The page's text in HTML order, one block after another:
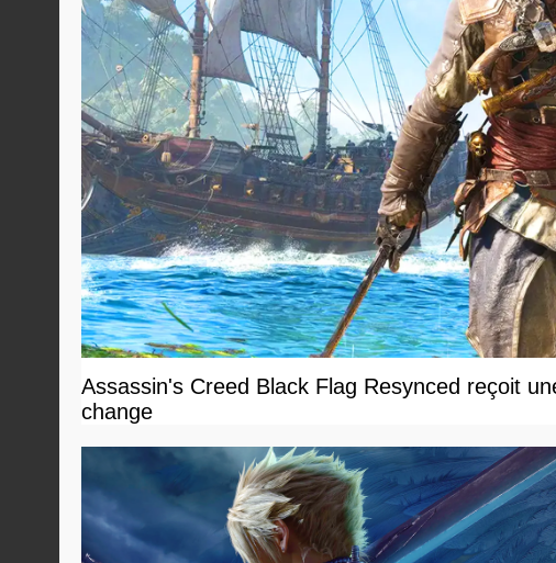
Assassin's Creed Black Flag Resynced reçoit
change